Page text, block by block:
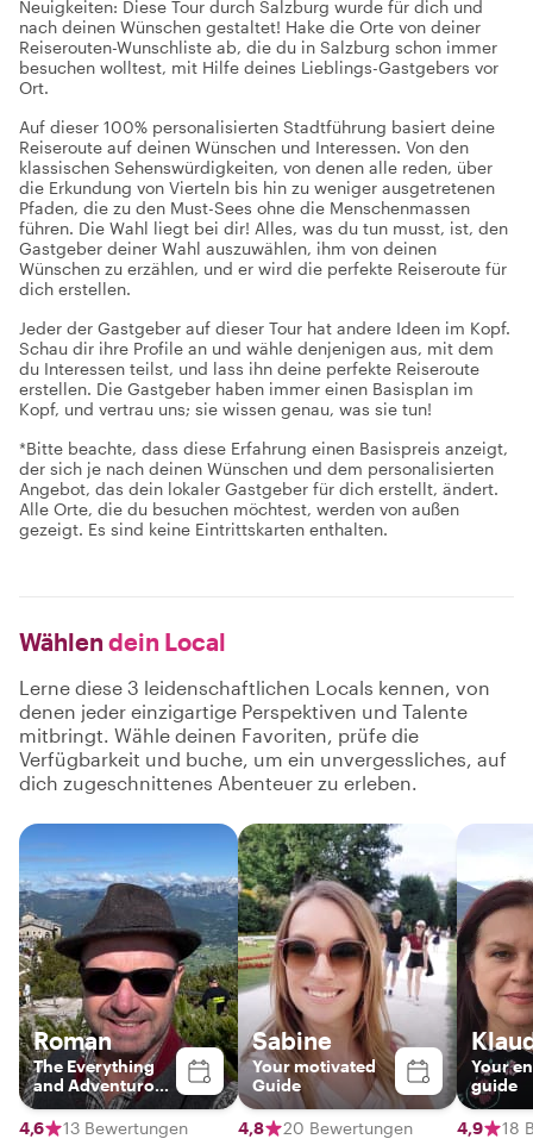
Neuigkeiten: Diese Tour durch Salzburg wurde für dich und
nach deinen Wünschen gestaltet! Hake die Orte von deiner
Reiserouten-Wunschliste ab, die du in Salzburg schon immer
besuchen wolltest, mit Hilfe deines Lieblings-Gastgebers vor
Ort.
Auf dieser 100% personalisierten Stadtführung basiert deine
Reiseroute auf deinen Wünschen und Interessen. Von den
klassischen Sehenswürdigkeiten, von denen alle reden, über
die Erkundung von Vierteln bis hin zu weniger ausgetretenen
Pfaden, die zu den Must-Sees ohne die Menschenmassen
führen. Die Wahl liegt bei dir! Alles, was du tun musst, ist, den
Gastgeber deiner Wahl auszuwählen, ihm von deinen
Wünschen zu erzählen, und er wird die perfekte Reiseroute für
dich erstellen.
Jeder der Gastgeber auf dieser Tour hat andere Ideen im Kopf.
Schau dir ihre Profile an und wähle denjenigen aus, mit dem
du Interessen teilst, und lass ihn deine perfekte Reiseroute
erstellen. Die Gastgeber haben immer einen Basisplan im
Kopf, und vertrau uns; sie wissen genau, was sie tun!
*Bitte beachte, dass diese Erfahrung einen Basispreis anzeigt,
der sich je nach deinen Wünschen und dem personalisierten
Angebot, das dein lokaler Gastgeber für dich erstellt, ändert.
Alle Orte, die du besuchen möchtest, werden von außen
gezeigt. Es sind keine Eintrittskarten enthalten.
Wählen dein Local
Lerne diese 3 leidenschaftlichen Locals kennen, von
denen jeder einzigartige Perspektiven und Talente
mitbringt. Wähle deinen Favoriten, prüfe die
Verfügbarkeit und buche, um ein unvergessliches, auf
dich zugeschnittenes Abenteuer zu erleben.
Roman
The Everything
and Adventurous
Guide
4,6
13 Bewertungen
Sabine
Your motivated
Guide
4,8 20 Bewertungen
Your
guide
4,9 18